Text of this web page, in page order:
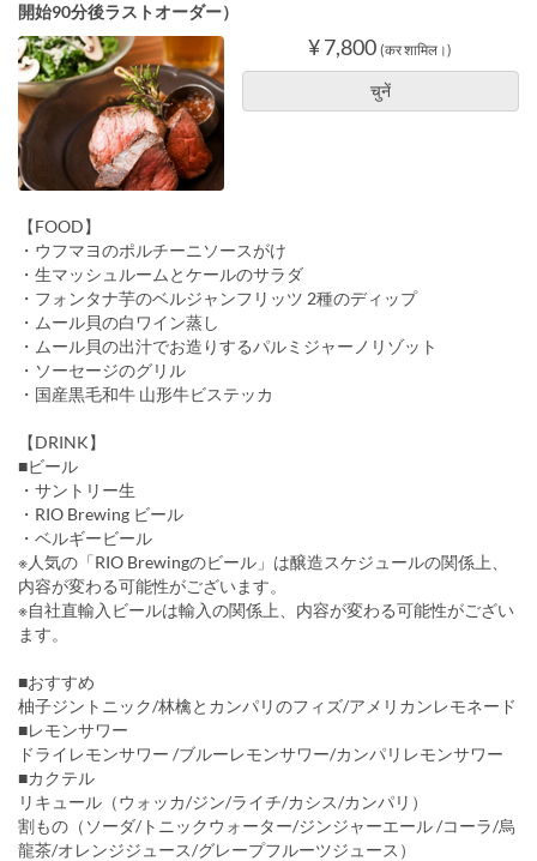
開始90分後ラストオーダー）
¥ 7,800 (कर शामिल।)
चुनें
【FOOD】
・ウフマヨのポルチーニソースがけ
・生マッシュルームとケールのサラダ
・フォンタナ芋のベルジャンフリッツ 2種のディップ
・ムール貝の白ワイン蒸し
・ムール貝の出汁でお造りするパルミジャーノリゾット
・ソーセージのグリル
・国産黒毛和牛 山形牛ビステッカ
【DRINK】
■ビール
・サントリー生
・RIO Brewing ビール
・ベルギービール
※人気の「RIO Brewingのビール」は醸造スケジュールの関係上、
内容が変わる可能性がございます。
※自社直輸入ビールは輸入の関係上、内容が変わる可能性がござい
ます。
■おすすめ
柚子ジントニック/林檎とカンパリのフィズ/アメリカンレモネード
■レモンサワー
ドライレモンサワー /ブルーレモンサワー/カンパリレモンサワー
■カクテル
リキュール（ウォッカ/ジン/ライチ/カシス/カンパリ）
割もの（ソーダ/トニックウォーター/ジンジャーエール /コーラ/烏
龍茶/オレンジジュース/グレープフルーツジュース）